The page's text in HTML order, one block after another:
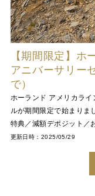
【期間限定】ホ
アニバーサリー
で）
ホーランド アメリカラ
ルが期間限定で始まりま
特典／減額デポジット／
更新日時：2025/05/29